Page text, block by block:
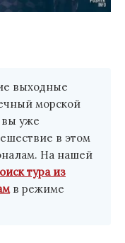
выходные
морской
вы уже
в этом
На нашей
тура из
в режиме